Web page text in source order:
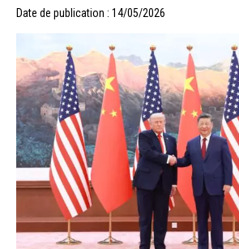
Date de publication : 14/05/2026